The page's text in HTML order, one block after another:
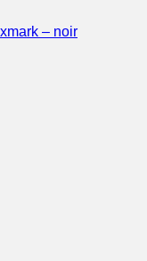
– noir